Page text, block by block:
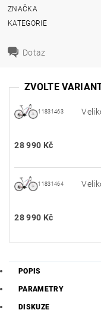
ZNAČKA
KATEGORIE
Dotaz
ZVOLTE
11831463
28 990 Kč
11831464
28 990 Kč
POPIS
PARAMETRY
DISKUZE